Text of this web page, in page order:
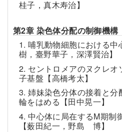
桂子，真木寿治】
第2章 染色体分配の制御機構
1. 哺乳動物細胞における
樹，臺野華子，深澤賢治】
2. セントロメアのヌクレ
子基盤【高橋考太】
3. 姉妹染色分体の接着と分
輪をはめる【田中晃一】
4. 中心体に局在するM期制
【薮田紀一，野島 博】